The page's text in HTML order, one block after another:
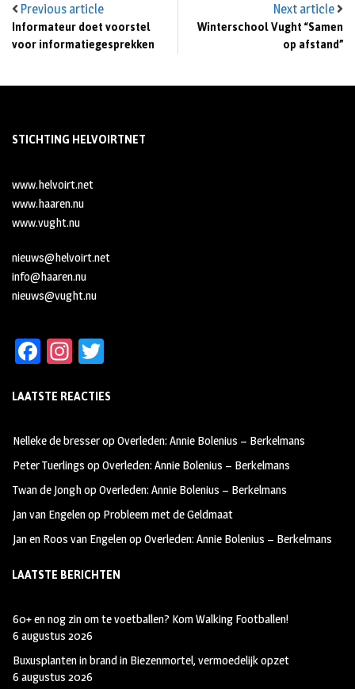
Previous article
Informateur doet voorstel
voor informatiegesprekken
Next article
Winterschool Vught “Samen
op afstand”
STICHTING HELVOIRTNET
www.helvoirt.net
www.haaren.nu
www.vught.nu
nieuws@helvoirt.net
info@haaren.nu
nieuws@vught.nu
Fa
b
oo
k
In
ag
m
tt
LAATSTE REACTIES
Nelleke de bresseropOverleden: Annie Bolenius – Berkelmans
Peter Tuerlings opOverleden: Annie Bolenius – Berkelmans
Twan de JonghopOverleden: Annie Bolenius – Berkelmans
Jan van Engelenop Probleem met de Geldmaat
Jan en Roos van EngelenopOverleden: Annie Bolenius – Berkelmans
LAATSTE BERICHTEN
60+ en nog zin om te voetballen? Kom Walking Footballen!
6 augustus 2026
Buxusplanten in brand in Biezenmortel, vermoedelijk opzet
6 augustus 2026